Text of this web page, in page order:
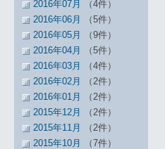
2016年07月
（4件）
2016年06月
（5件）
2016年05月
（9件）
2016年04月
（5件）
2016年03月
（4件）
2016年02月
（2件）
2016年01月
（2件）
2015年12月
（2件）
2015年11月
（2件）
2015年10月
（7件）